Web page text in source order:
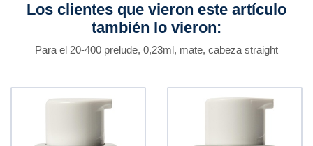
Los clientes que vieron este artículo
también lo vieron:
Para el 20-400 prelude, 0,23ml, mate, cabeza straight